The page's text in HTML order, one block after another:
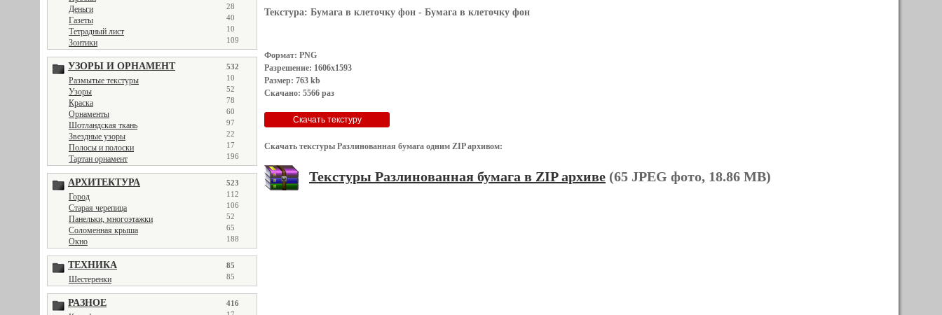
Деньги 28
Газеты 40
Тетрадный лист 10
Зонтики 109
УЗОРЫ И ОРНАМЕНТ 532
Размытые текстуры 10
Узоры 52
Краска 78
Орнаменты 60
Шотландская ткань 97
Звездные узоры 22
Полосы и полоски 17
Тартан орнамент 196
АРХИТЕКТУРА 523
Город 112
Старая черепица 106
Панельки, многоэтажки 52
Соломенная крыша 65
Окно 188
ТЕХНИКА 85
Шестеренки 85
РАЗНОЕ 416
Текстура: Бумага в клеточку фон - Бумага в клеточку фон
Формат: PNG
Разрешение: 1606x1593
Размер: 763 kb
Скачано: 5566 раз
Скачать текстуры Разлинованная бумага одним ZIP архивом:
Текстуры Разлинованная бумага в ZIP архиве (65 JPEG фото, 18.86 MB)